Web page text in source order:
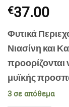
€37.00
Φυτικά
Νιασίνη και
προορίζονται
μυϊκής
3 σε απόθεμα